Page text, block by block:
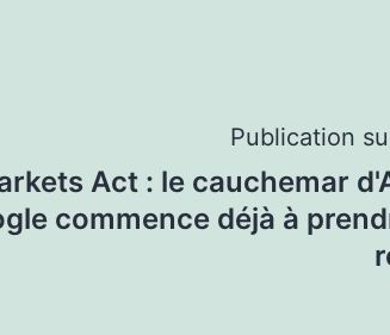
Publication
Act : le cauchemar
commence déjà à